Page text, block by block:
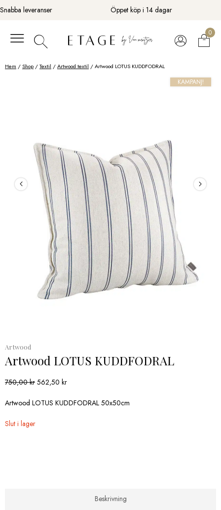
Fortsätt
till
Snabba leveranser Öppet köp i 14 dagar
0
Hem /Shop /Textil /Artwood textil / Artwood LOTUS KUDDFODRAL
KAMPANJ!
Artwood
Artwood LOTUS KUDDFODRAL
750,00kr Det
priset
562,50 krDet
priset
Artwood LOTUS KUDDFODRAL 50x50cm
Slut i lager
Beskrivning